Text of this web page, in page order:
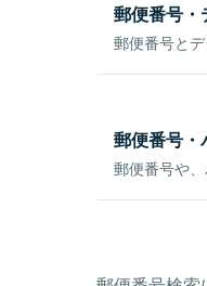
郵便番号
郵便番号と
郵便番号・
郵便番号や